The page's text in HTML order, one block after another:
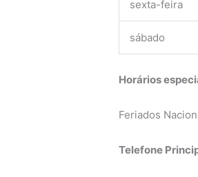
sexta-feira
sábado
Horários
Feriados
Telefone